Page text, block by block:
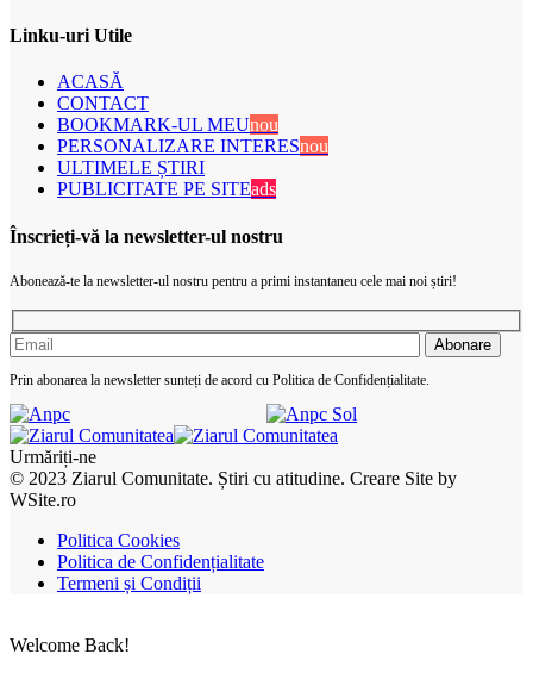
Linku-uri Utile
ACASĂ
CONTACT
BOOKMARK-UL MEUnou
PERSONALIZARE INTERESnou
ULTIMELE ȘTIRI
PUBLICITATE PE SITEads
Înscrieți-vă la newsletter-ul nostru
Abonează-te la newsletter-ul nostru pentru a primi instantaneu cele mai noi știri!
Prin abonarea la newsletter sunteți de acord cu Politica de Confidențialitate.
Urmăriți-ne
© 2023 Ziarul Comunitate. Știri cu atitudine. Creare Site by
WSite.ro
Politica Cookies
Politica de Confidențialitate
Termeni și Condiții
Welcome Back!